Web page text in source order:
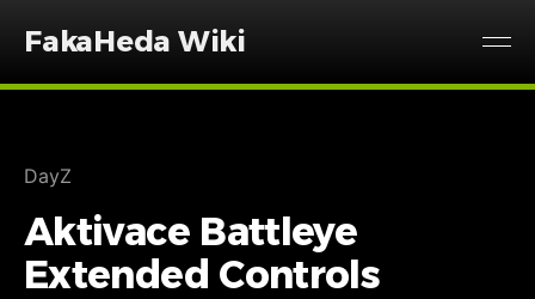
FakaHeda Wiki
DayZ
Aktivace Battleye
Extended Controls